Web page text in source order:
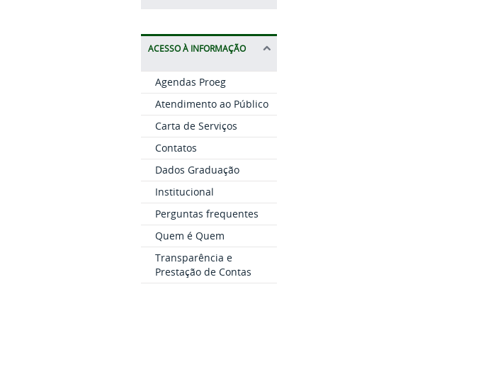
ACESSO À INFORMAÇÃO
Agendas Proeg
Atendimento ao Público
Carta de Serviços
Contatos
Dados Graduação
Institucional
Perguntas frequentes
Quem é Quem
Transparência e
Prestação de Contas